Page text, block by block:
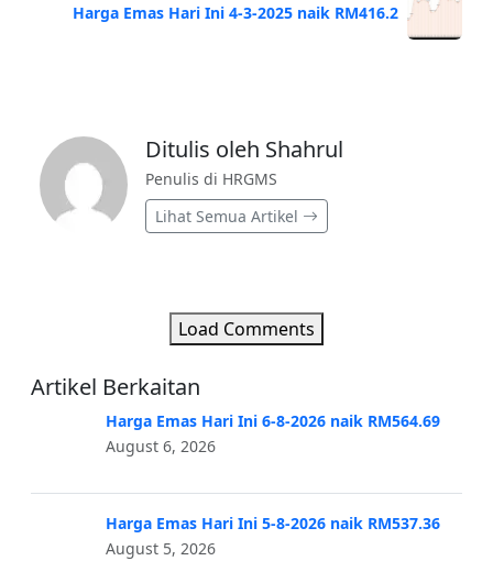
Harga Emas Hari Ini 4-3-2025 naik RM416.2
Ditulis oleh Shahrul
Penulis di HRGMS
Lihat Semua Artikel
Load Comments
Artikel Berkaitan
Harga Emas Hari Ini 6-8-2026 naik RM564.69
August 6, 2026
Harga Emas Hari Ini 5-8-2026 naik RM537.36
August 5, 2026